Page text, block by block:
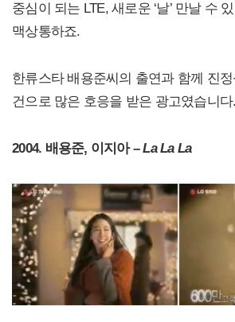
중심이 되는 LTE, 새로운 ‘날’ 만날 수
맥상통하죠.
한류스타 배용준씨의 출연과 함께 진
건으로 많은 호응을 받은 광고였습니다.
2004. 배용준, 이지아 –La La La